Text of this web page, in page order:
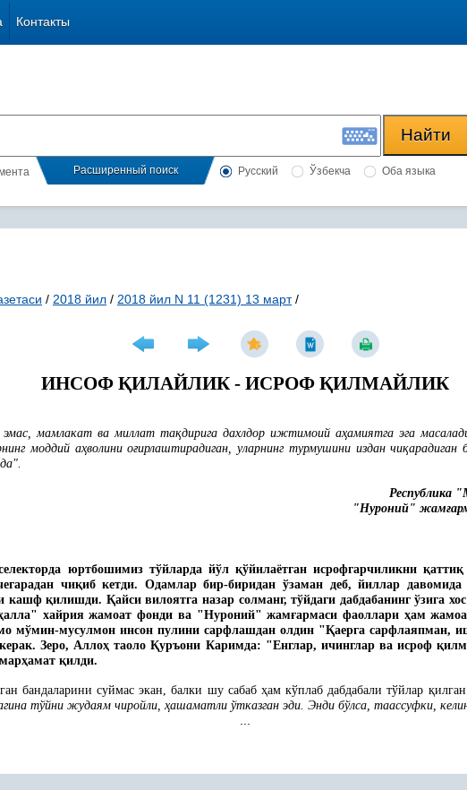
Контакты
Расширенный поиск Русский Ўзбекча Оба языка
/ 2018 йил / 2018 йил N 11 (1231) 13 март /
ИНСОФ ҚИЛАЙЛИК - ИСРОФ ҚИЛМАЙЛИК
мамлакат ва миллат тақдирига дахлдор ижтимоий аҳамиятга эга
моддий аҳволини оғирлаштирадиган, уларнинг турмушини издан чиқарадиган
да".
Республика
"Нуроний" жамғ
юртбошимиз тўйларда йўлқўйилаётган исрофгарчиликниқаттиқ
чиқиб кетди. Одамлар бир-биридан ўзаман деб, йиллар
кашфқилишди. Қайси вилоятга назар солманг, тўйдаги дабдабанинг ўзига
алла" хайрия жамоат фонди ва "Нуроний" жамғармаси фаоллари ҳам
мўмин-мусулмон инсон пулини сарфлашдан олдин "Қаерга сарфлаяпман,
Зеро, Аллоҳ таолоҚуръони Каримда: "Енглар, ичинглар ва исрофқ
ҳамат қилди.
бандаларини суймас экан, балки шу сабаб ҳам кўплаб дабдабали тўйлар қ
тўйни жудаям чиройли, ҳашаматли ўтказган эди. Энди бўлса, таассуфки,